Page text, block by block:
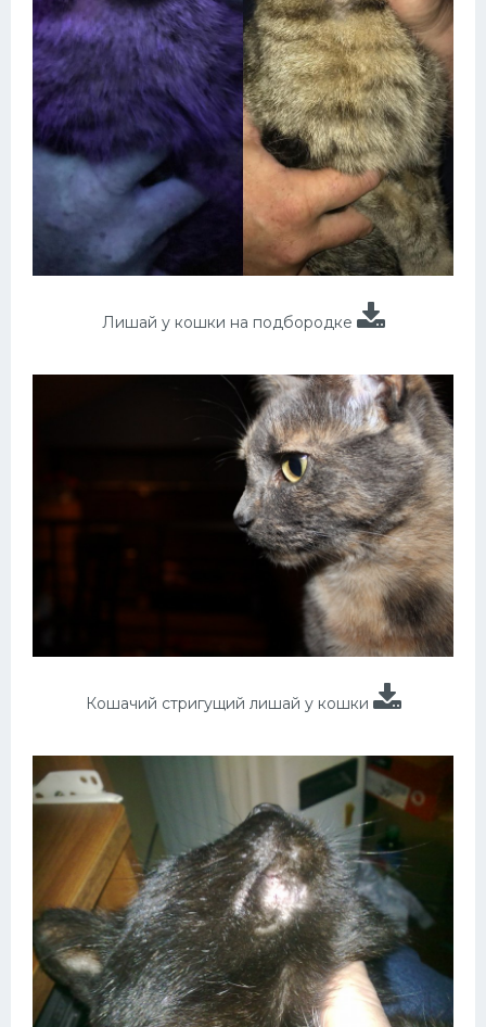
Лишай у кошки на подбородке
Кошачий стригущий лишай у кошки